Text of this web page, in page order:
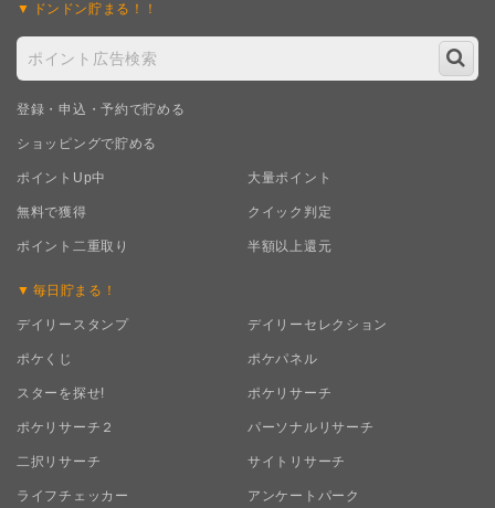
ドンドン貯まる！！
登録・申込・予約で貯める
ショッピングで貯める
ポイントUp中 大量ポイント
無料で獲得 クイック判定
ポイント二重取り 半額以上還元
毎日 貯まる！
デイリースタンプ デイリーセレクション
ポケくじ ポケパネル
スターを探せ! ポケリサーチ
ポケリサーチ２ パーソナルリサーチ
二択リサーチ サイトリサーチ
ライフチェッカー アンケートパーク